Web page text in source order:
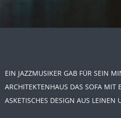
EIN JAZZMUSIKER GAB FÜR SEIN
ARCHITEKTENHAUS DAS SOFA MIT
ASKETISCHES DESIGN AUS LEINEN